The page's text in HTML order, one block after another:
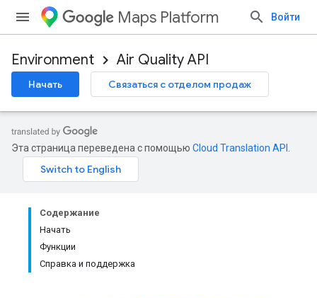
Maps Platform Войти
Environment Air Quality API
Начать Связаться с отделом продаж
Эта страница переведена с помощью Cloud Translation API
Содержание
Начать
Функции
Справка и поддержка